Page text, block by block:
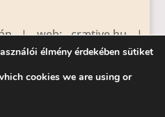
| web: crætive.hu |
|impresszum
élmény érdekében sütiket
cookies we are using or